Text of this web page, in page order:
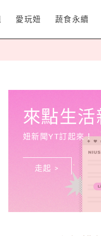
愛玩妞 蔬食永續
來點生活
妞新聞YT訂起來！
走起 >